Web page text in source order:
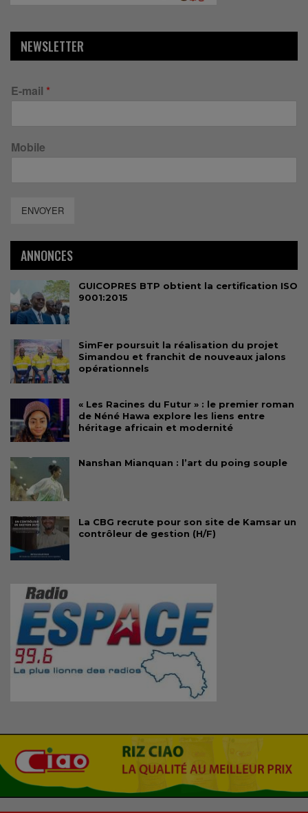
NEWSLETTER
E-mail *
Mobile
ENVOYER
ANNONCES
GUICOPRES BTP obtient la certification ISO
9001:2015
SimFer poursuit la réalisation du projet
Simandou et franchit de nouveaux jalons
opérationnels
« Les Racines du Futur » : le premier roman
de Néné Hawa explore les liens entre
héritage africain et modernité
Nanshan Mianquan : l’art du poing souple
La CBG recrute pour son site de Kamsar un
contrôleur de gestion (H/F)